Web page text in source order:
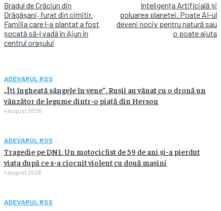
Bradul de Crăciun din
Drăgășani, furat din cimitir.
Familia care l-a plantat a fost
șocată să-l vadă în Ajun în
centrul orașului
Inteligența Artificială și
poluarea planetei. Poate AI-ul
deveni nociv pentru natură sau
o poate ajuta
ADEVARUL RSS
„Îți îngheață sângele în vene”. Rușii au vânat cu o dronă un
vânzător de legume dintr-o piață din Herson
4 august 2026
ADEVARUL RSS
Tragedie pe DN1. Un motociclist de 59 de ani și-a pierdut
viața după ce s-a ciocnit violent cu două mașini
4 august 2026
ADEVARUL RSS